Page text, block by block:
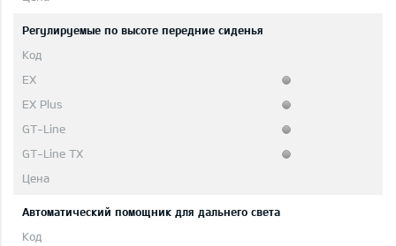
Регулируемые по высоте передние сиденья
Автоматический помощник для дальнего света